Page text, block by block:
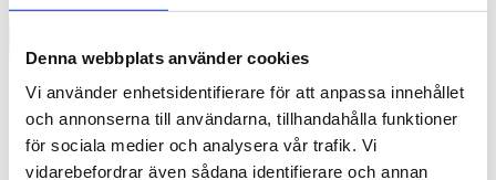
Denna webbplats använder cookies
Vi använder enhetsidentifierare för att anpassa innehållet
och annonserna till användarna, tillhandahålla funktioner
för sociala medier och analysera vår trafik. Vi
vidarebefordrar även sådana identifierare och annan